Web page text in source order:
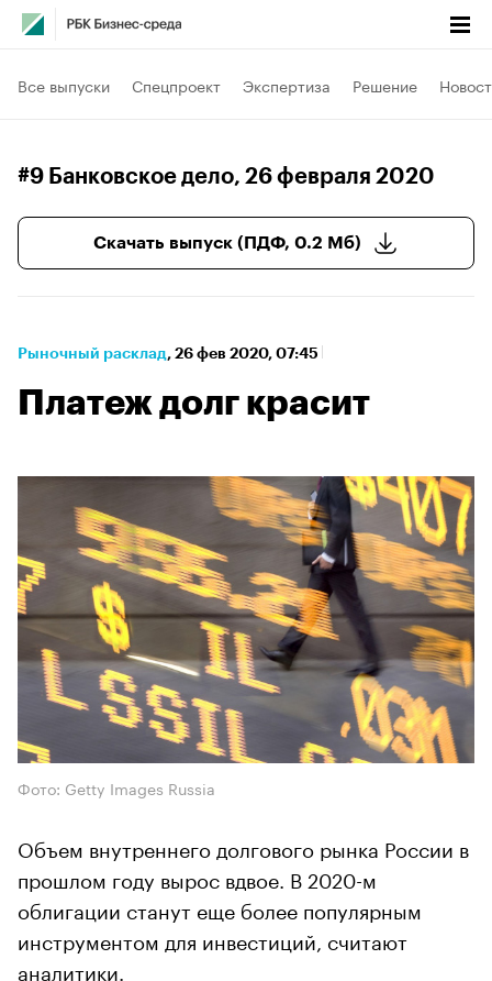
Все выпуски Спецпроект Экспертиза Решение
#9 Банковское дело, 26 февраля 2020
Скачать выпуск (ПДФ, 0.2 Мб)
Рыночный расклад⁠, 26 фев 2020, 07:45
Платеж долг красит
Фото: Getty Images Russia
Объем внутреннего долгового рынка России в
прошлом году вырос вдвое. В 2020-м
облигации станут еще более популярным
инструментом для инвестиций, считают
аналитики.